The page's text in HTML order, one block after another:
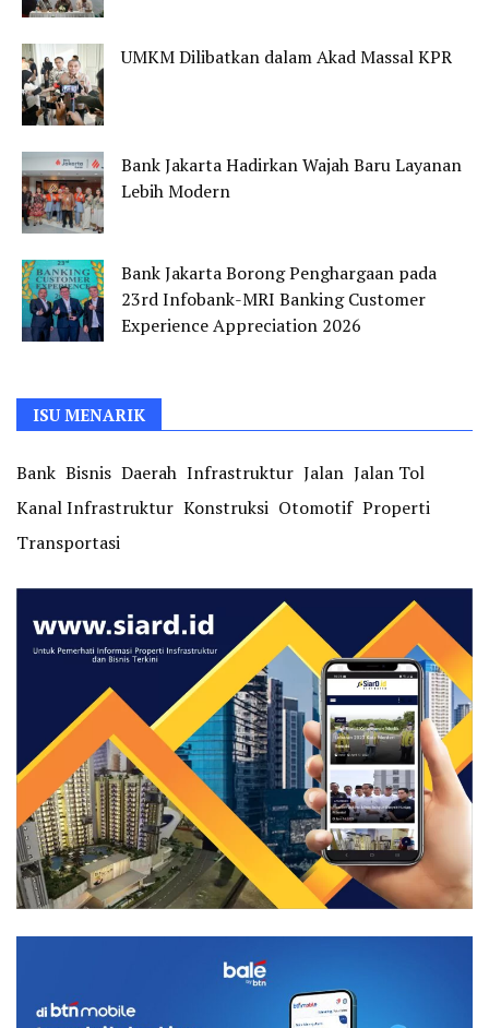
UMKM Dilibatkan dalam Akad Massal KPR
Bank Jakarta Hadirkan Wajah Baru Layanan
Lebih Modern
Bank Jakarta Borong Penghargaan pada
23rd Infobank-MRI Banking Customer
Experience Appreciation 2026
ISU MENARIK
Bank Bisnis Daerah Infrastruktur Jalan Jalan Tol
Kanal Infrastruktur Konstruksi Otomotif Properti
Transportasi